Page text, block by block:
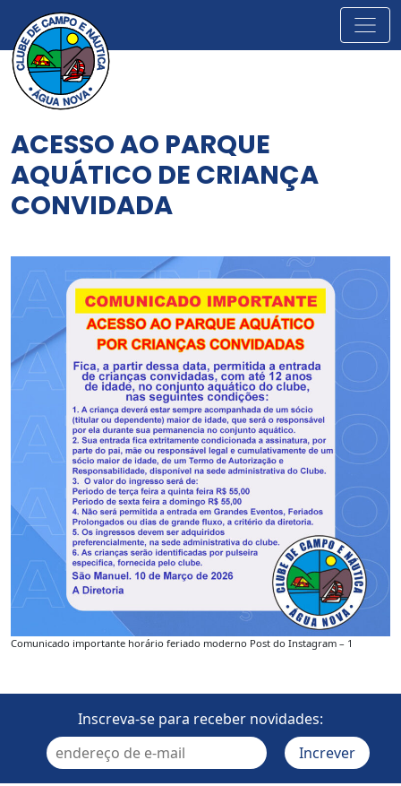
ACESSO AO PARQUE
AQUÁTICO DE CRIANÇA
CONVIDADA
Comunicado importante horário feriado moderno Post do Instagram – 1
Inscreva-se para receber novidades: